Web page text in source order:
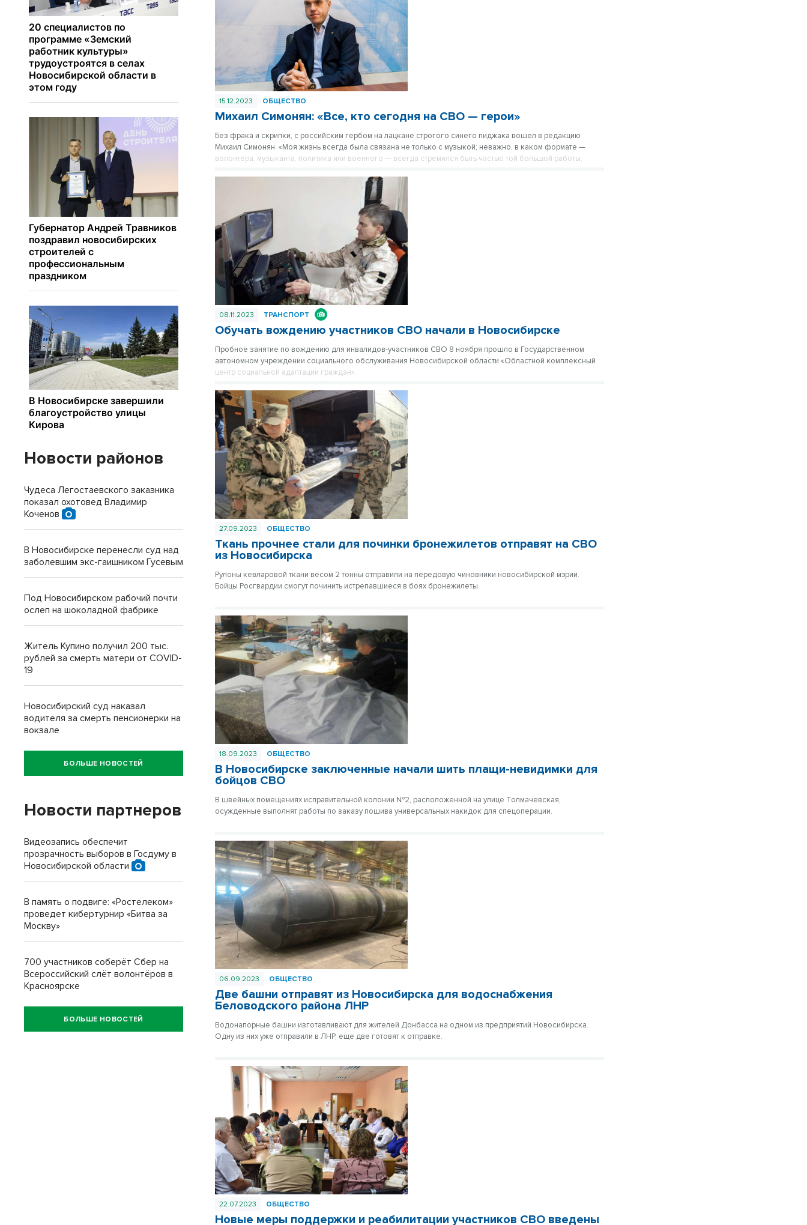
15.12.2023 ОБЩЕСТВО
Михаил Симонян: «Все, кто сегодня на СВО — герои»
Без фрака и скрипки, с российским гербом на лацкане строгого синего пиджака вошел в редакцию
Михаил Симонян. «Моя жизнь всегда была связана не только с музыкой; неважно, в каком формате —
волонтера, музыканта, политика или военного — всегда стремился быть частью той большой работы,
08.11.2023 ТРАНСПОРТ
Обучать вождению участников СВО начали в Новосибирске
Пробное занятие по вождению для инвалидов-участников СВО 8 ноября прошло в Государственном
автономном учреждении социального обслуживания Новосибирской области «Областной комплексный
центр социальной адаптации граждан».
27.09.2023 ОБЩЕСТВО
Ткань прочнее стали для починки бронежилетов отправят на СВО
из Новосибирска
Рулоны кевларовой ткани весом 2 тонны отправили на передовую чиновники новосибирской мэрии.
Бойцы Росгвардии смогут починить истрепавшиеся в боях бронежилеты.
18.09.2023 ОБЩЕСТВО
В Новосибирске заключенные начали шить плащи-невидимки для
бойцов СВО
В швейных помещениях исправительной колонии №2, расположенной на улице Толмачевская,
осужденные выполнят работы по заказу пошива универсальных накидок для спецоперации.
06.09.2023 ОБЩЕСТВО
Две башни отправят из Новосибирска для водоснабжения
Беловодского района ЛНР
Водонапорные башни изготавливают для жителей Донбасса на одном из предприятий Новосибирска.
Одну из них уже отправили в ЛНР, еще две готовят к отправке.
22.07.2023 ОБЩЕСТВО
Новые меры поддержки и реабилитации участников СВО введены
Новости районов
Чудеса Легостаевского заказника
показал охотовед Владимир
Коченов
В Новосибирске перенесли суд над
заболевшим экс-гаишником Гусевым
Под Новосибирском рабочий почти
ослеп на шоколадной фабрике
Житель Купино получил 200 тыс.
рублей за смерть матери от COVID-
19
Новосибирский суд наказал
водителя за смерть пенсионерки на
вокзале
БОЛЬШЕ НОВОСТЕЙ
Новости партнеров
Видеозапись обеспечит
прозрачность выборов в Госдуму в
Новосибирской области
В память о подвиге: «Ростелеком»
проведет кибертурнир «Битва за
Москву»
700 участников соберёт Сбер на
Всероссийский слёт волонтёров в
Красноярске
БОЛЬШЕ НОВОСТЕЙ